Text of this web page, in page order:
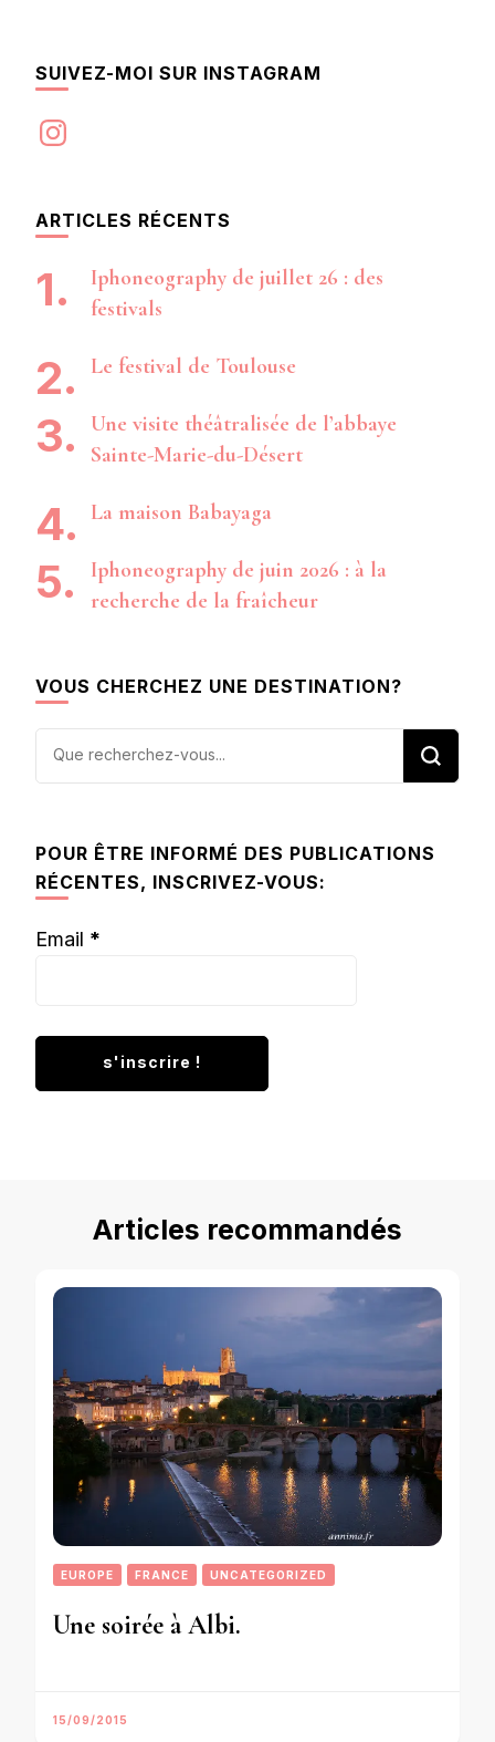
SUIVEZ-MOI SUR INSTAGRAM
Instagram
ARTICLES RÉCENTS
Iphoneography de juillet 26 : des
festivals
Le festival de Toulouse
Une visite théâtralisée de l’abbaye
Sainte-Marie-du-Désert
La maison Babayaga
Iphoneography de juin 2026 : à la
recherche de la fraîcheur
VOUS CHERCHEZ UNE DESTINATION?
Vous
POUR ÊTRE INFORMÉ DES PUBLICATIONS
RÉCENTES, INSCRIVEZ-VOUS:
Email *
Articles recommandés
EUROPE FRANCE UNCATEGORIZED
Une soirée à Albi.
15/09/2015